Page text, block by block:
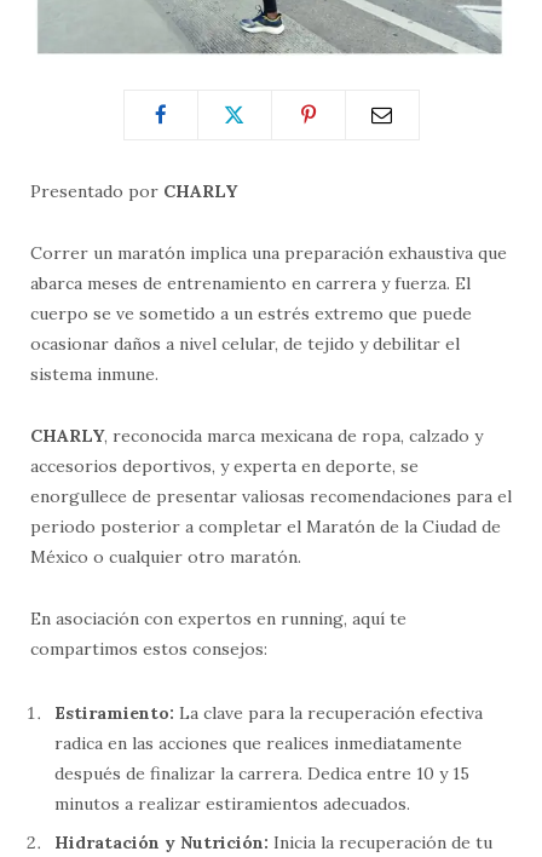
Presentado por CHARLY
Correr un maratón implica una preparación exhaustiva que
abarca meses de entrenamiento en carrera y fuerza. El
cuerpo se ve sometido a un estrés extremo que puede
ocasionar daños a nivel celular, de tejido y debilitar el
sistema inmune.
CHARLY, reconocida marca mexicana de ropa, calzado y
accesorios deportivos, y experta en deporte, se
enorgullece de presentar valiosas recomendaciones para el
periodo posterior a completar el Maratón de la Ciudad de
México o cualquier otro maratón.
En asociación con expertos en running, aquí te
compartimos estos consejos:
Estiramiento: La clave para la recuperación efectiva
radica en las acciones que realices inmediatamente
después de finalizar la carrera. Dedica entre 10 y 15
minutos a realizar estiramientos adecuados.
Hidratación y Nutrición: Inicia la recuperación de tu